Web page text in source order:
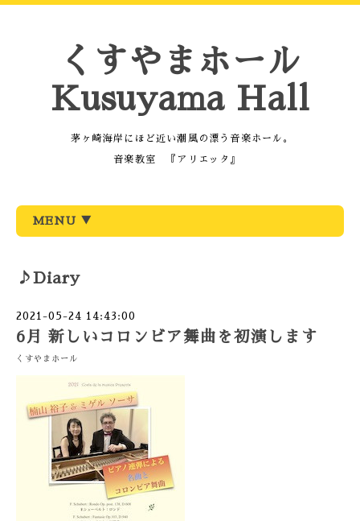
くすやまホール
Kusuyama Hall
茅ヶ崎海岸にほど近い潮風の漂う音楽ホール。
音楽教室 『アリエッタ』
MENU ▼
♪Diary
2021-05-24 14:43:00
6月 新しいコロンビア舞曲を初演します
くすやまホール